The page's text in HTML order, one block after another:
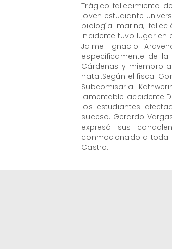
Trágico fallecimiento
joven estudiante
biología marina,
incidente tuvo lugar en
Jaime Ignacio
específicamente de
Cárdenas y miembro
natal.Según el fiscal
Subcomisaria
lamentable
los estudiantes
suceso. Gerardo
expresó sus
conmocionado a toda
Castro.